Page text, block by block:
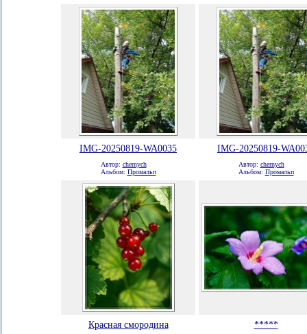
IMG-20250819-WA0035 IMG-20250819-
Автор: chernych
Альбом: Промальп
Автор: chernych
Альбом: Промальп
Красная смородина *****